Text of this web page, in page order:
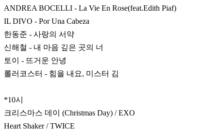
ANDREA BOCELLI - La Vie En Rose(feat.Edith Piaf)
IL DIVO - Por Una Cabeza
한동준 - 사랑의 서약
신해철 - 내 마음 깊은 곳의 너
토이 - 뜨거운 안녕
롤러코스터 - 힘을 내요, 미스터 김
*10시
크리스마스 데이 (Christmas Day) / EXO
Heart Shaker / TWICE